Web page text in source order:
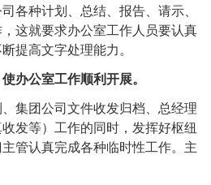
种计划、总结、报告、请示、
这就要求办公室工作人员要认真
提高文字处理能力。
办公室工作顺利开展。
团公司文件收发归档、总经理
发等）工作的同时，发挥好枢纽
管认真完成各种临时性工作。主